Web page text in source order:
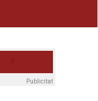
Publicitat